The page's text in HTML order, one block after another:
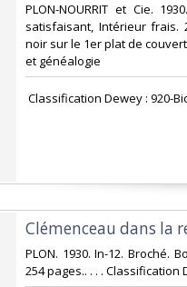
‎PLON-NOURRIT et Cie.
satisfaisant, Intérieur frais.
noir sur le 1er plat de
et généalogie‎
Classification Dewey : 920-
‎Clémenceau dans la
‎PLON. 1930. In-12. Broché.
254 pages.. . . .